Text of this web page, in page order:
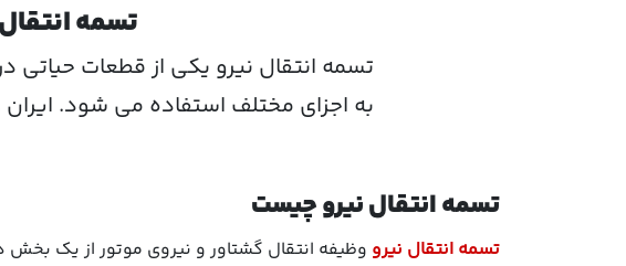
تسمه
تسمه انتقال نیرو یکی از قطعات
به اجزای مختلف استفاده می شود. ایران
تسمه انتقال نیرو چیست
تسمه انتقال نیرو وظیفه انتقال گشتاور و نیروی موتور از یک